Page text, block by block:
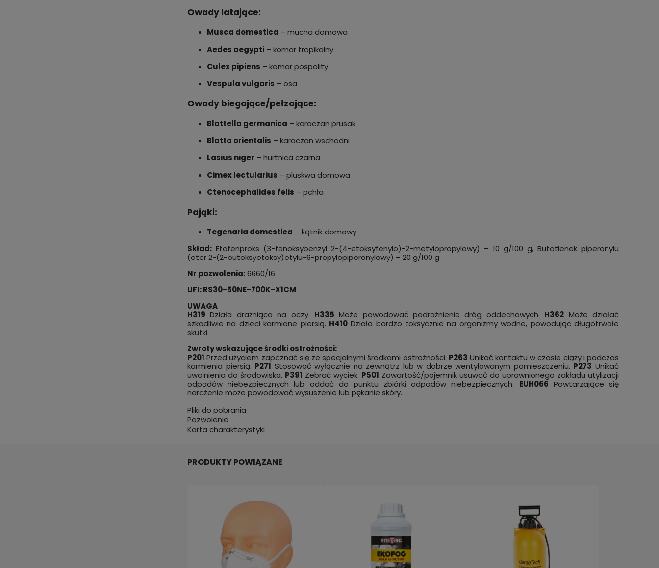
Owady latające:
Musca domestica – mucha domowa
Aedes aegypti – komar tropikalny
Culex pipiens – komar pospolity
Vespula vulgaris – osa
Owady biegające/pełzające:
Blattella germanica – karaczan prusak
Blatta orientalis – karaczan wschodni
Lasius niger – hurtnica czarna
Cimex lectularius – pluskwa domowa
Ctenocephalides felis – pchła
Pająki:
Tegenaria domestica – kątnik domowy
Skład: Etofenproks (3-fenoksybenzyl 2-(4-etoksyfenylo)-2-metylopropylowy) – 10 g/100 g, Butotlenek piperonylu
(eter 2-(2-butoksyetoksy)etylu-6-propylopiperonylowy) – 20 g/100 g
Nr pozwolenia:6660/16
UFI: RS30-50NE-700K-X1CM
UWAGA
H319 Działa drażniąco na oczy. H335 Może powodować podrażnienie dróg oddechowych. H362 Może działać
szkodliwie na dzieci karmione piersią. H410Działa bardzo toksycznie na organizmy wodne, powodując długotrwałe
skutki.
Zwroty wskazujące środki ostrożności:
P201 Przed użyciem zapoznać się ze specjalnymi środkami ostrożności. P263 Unikać kontaktu w czasie ciąży i podczas
karmienia piersią. P271 Stosować wyłącznie na zewnątrz lub w dobrze wentylowanym pomieszczeniu. P273 Unikać
uwolnienia do środowiska. P391 Zebrać wyciek. P501 Zawartość/pojemnik usuwać do uprawnionego zakładu utylizacji
odpadów niebezpiecznych lub oddać do punktu zbiórki odpadów niebezpiecznych. EUH066 Powtarzające się
narażenie może powodować wysuszenie lub pękanie skóry.
Pliki do pobrania:
Pozwolenie
Karta charakterystyki
PRODUKTY POWIĄZANE